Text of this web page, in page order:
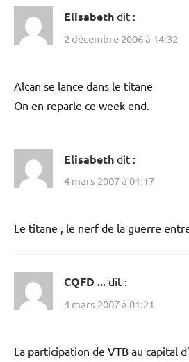
Elisabeth dit :
2 décembre 2006 à 14:32
Alcan se lance dans le titane
On en reparle ce week end.
Elisabeth dit :
4 mars 2007 à 01:17
Le titane , le nerf de la guerre
CQFD ... dit :
4 mars 2007 à 01:21
La participation de VTB au capital